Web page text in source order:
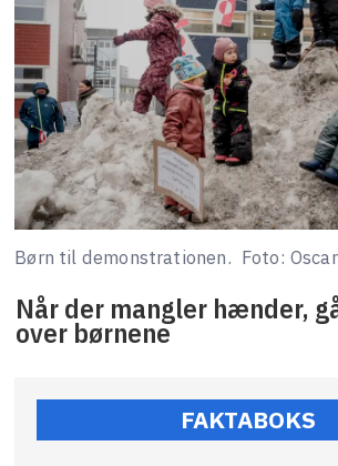
Børn til demonstrationen. Foto:
Når der mangler hænder,
over børnene
FAKTABOKS